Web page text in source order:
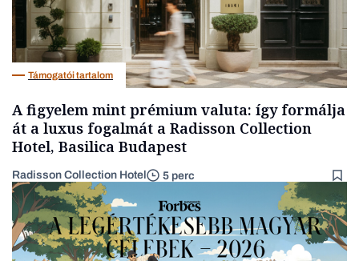
Támogatói tartalom
A figyelem mint prémium valuta: így formálja
át a luxus fogalmát a Radisson Collection
Hotel, Basilica Budapest
Radisson Collection Hotel 5 perc